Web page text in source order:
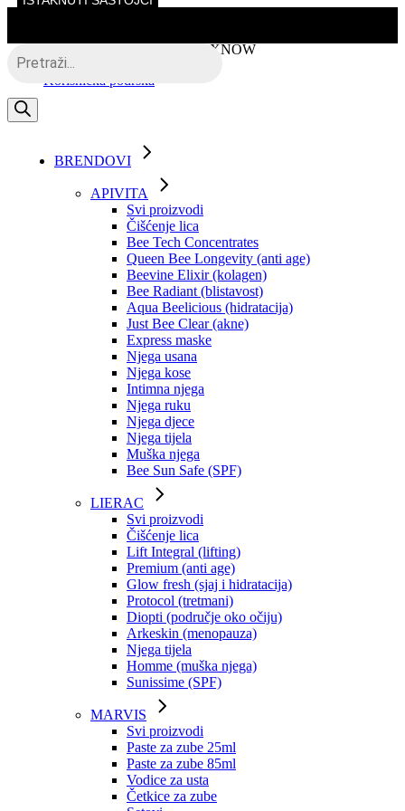
the
content
Besplatna dostava putem BOXNOW
Korisnička podrška
search
BRENDOVI
APIVITA
Svi proizvodi
Čišćenje lica
Bee Tech Concentrates
Queen Bee Longevity (anti age)
Beevine Elixir (kolagen)
Bee Radiant (blistavost)
Aqua Beelicious (hidratacija)
Just Bee Clear (akne)
Express maske
Njega usana
Njega kose
Intimna njega
Njega ruku
Njega djece
Njega tijela
Muška njega
Bee Sun Safe (SPF)
LIERAC
Svi proizvodi
Čišćenje lica
Lift Integral (lifting)
Premium (anti age)
Glow fresh (sjaj i hidratacija)
Protocol (tretmani)
Diopti (područje oko očiju)
Arkeskin (menopauza)
Njega tijela
Homme (muška njega)
Sunissime (SPF)
MARVIS
Svi proizvodi
Paste za zube 25ml
Paste za zube 85ml
Vodice za usta
Četkice za zube